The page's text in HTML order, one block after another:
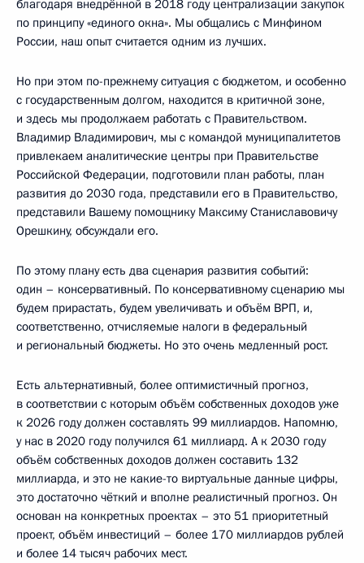
благодаря внедрённой в 2018 году централизации закупок
по принципу «единого окна». Мы общались с Минфином
России, наш опыт считается одним из лучших.
Но при этом по-прежнему ситуация с бюджетом, и особенно
с государственным долгом, находится в критичной зоне,
и здесь мы продолжаем работать с Правительством.
Владимир Владимирович, мы с командой муниципалитетов
привлекаем аналитические центры при Правительстве
Российской Федерации, подготовили план работы, план
развития до 2030 года, представили его в Правительство,
представили Вашему помощнику Максиму Станиславовичу
Орешкину, обсуждали его.
По этому плану есть два сценария развития событий:
один – консервативный. По консервативному сценарию мы
будем прирастать, будем увеличивать и объём ВРП, и,
соответственно, отчисляемые налоги в федеральный
и региональный бюджеты. Но это очень медленный рост.
Есть альтернативный, более оптимистичный прогноз,
в соответствии с которым объём собственных доходов уже
к 2026 году должен составлять 99 миллиардов. Напомню,
у нас в 2020 году получился 61 миллиард. А к 2030 году
объём собственных доходов должен составить 132
миллиарда, и это не какие-то виртуальные данные цифры,
это достаточно чёткий и вполне реалистичный прогноз. Он
основан на конкретных проектах – это 51 приоритетный
проект, объём инвестиций – более 170 миллиардов рублей
и более 14 тысяч рабочих мест.